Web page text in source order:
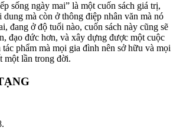
sống ngày mai” là một cuốn sách giá trị,
mà còn ở thông điệp nhân văn mà nó
đang ở độ tuổi nào, cuốn sách này cũng sẽ
đạo đức hơn, và xây dựng được một cuộc
phẩm mà mọi gia đình nên sở hữu và mọi
một lần trong đời.